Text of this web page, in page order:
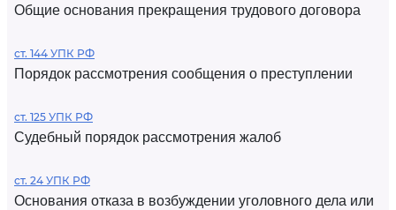
Общие основания прекращения трудового договора
ст. 144 УПК РФ
Порядок рассмотрения сообщения о преступлении
ст. 125 УПК РФ
Судебный порядок рассмотрения жалоб
ст. 24 УПК РФ
Основания отказа в возбуждении уголовного дела или